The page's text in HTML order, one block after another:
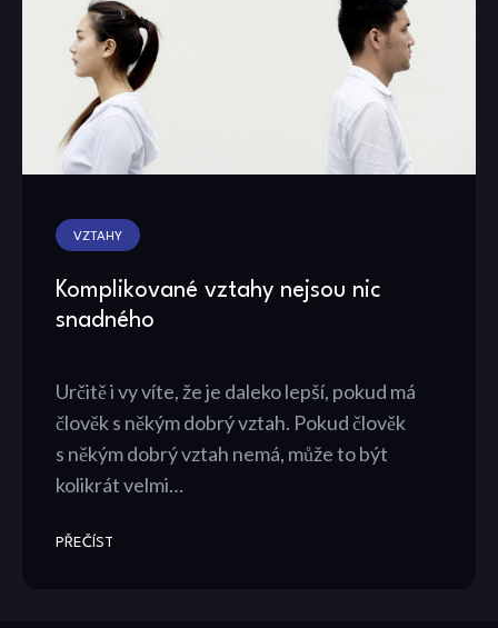
VZTAHY
Komplikované vztahy nejsou nic
snadného
Určitě i vy víte, že je daleko lepší, pokud má
člověk s někým dobrý vztah. Pokud člověk
s někým dobrý vztah nemá, může to být
kolikrát velmi…
PŘEČÍST